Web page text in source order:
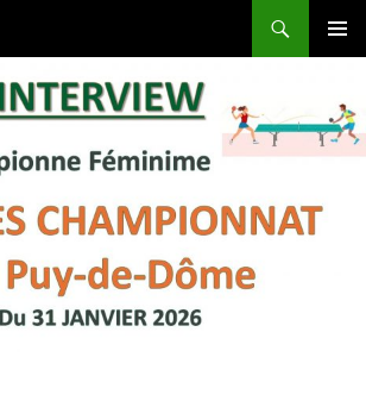
Comité Départemental du Puy-de-Dôme de Tennis de Table